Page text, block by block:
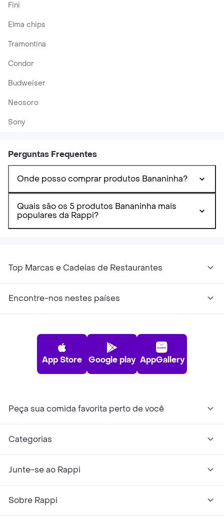
Fini
Elma chips
Tramontina
Condor
Budweiser
Neosoro
Sony
Perguntas Frequentes
Onde posso comprar produtos Bananinha?
Quais são os 5 produtos Bananinha mais
populares da Rappi?
Top Marcas e Cadeias de Restaurantes
Encontre-nos nestes países
App Store Google play AppGallery
Peça sua comida favorita perto de você
Categorias
Junte-se ao Rappi
Sobre Rappi